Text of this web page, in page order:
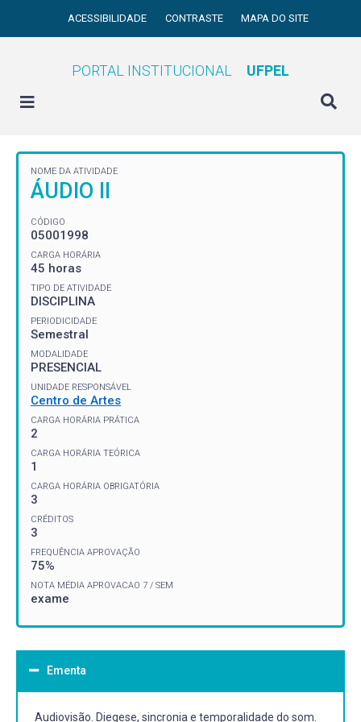
ACESSIBILIDADE CONTRASTE MAPA DO SITE
PORTAL INSTITUCIONAL UFPEL
NOME DA ATIVIDADE
ÁUDIO II
CÓDIGO
05001998
CARGA HORÁRIA
45 horas
TIPO DE ATIVIDADE
DISCIPLINA
PERIODICIDADE
Semestral
MODALIDADE
PRESENCIAL
UNIDADE RESPONSÁVEL
Centro de Artes
CARGA HORÁRIA PRÁTICA
2
CARGA HORÁRIA TEÓRICA
1
CARGA HORÁRIA OBRIGATÓRIA
3
CRÉDITOS
3
FREQUÊNCIA APROVAÇÃO
75%
NOTA MÉDIA APROVACAO 7 / SEM
exame
Ementa
Audiovisão. Diegese, sincronia e temporalidade do som.